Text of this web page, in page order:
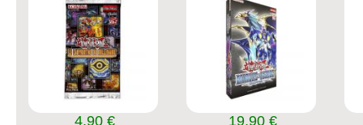
4.90 € 19.90 €